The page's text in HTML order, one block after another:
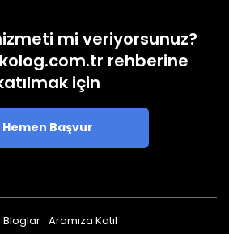
mi veriyorsunuz?
rehberine
için
Hemen Başvur
Bloglar Aramıza Katıl